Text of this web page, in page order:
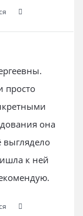
просто
она
выглядело
к ней